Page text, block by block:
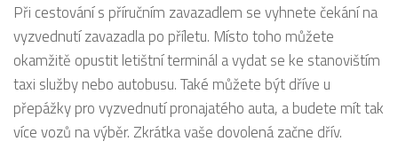
Při cestování s příručním zavazadlem se vyhnete čekání na
vyzvednutí zavazadla po příletu. Místo toho můžete
okamžitě opustit letištní terminál a vydat se ke stanovištím
taxi služby nebo autobusu. Také můžete být dříve u
přepážky pro vyzvednutí pronajatého auta, a budete mít tak
více vozů na výběr. Zkrátka vaše dovolená začne dřív.